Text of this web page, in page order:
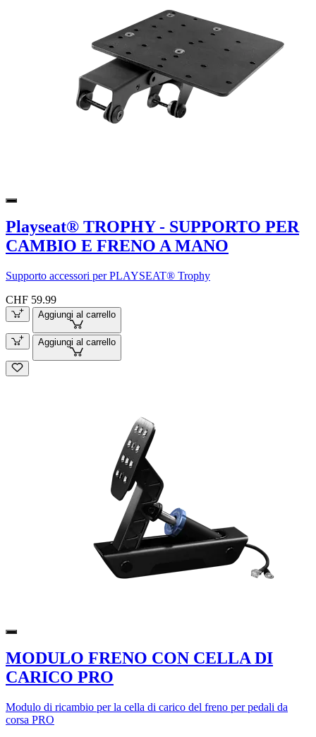
Playseat® TROPHY - SUPPORTO PER
CAMBIO E FRENO A MANO
Supporto accessori per PLAYSEAT® Trophy
CHF 59.99
Aggiungi al carrello
Aggiungi al carrello
MODULO FRENO CON CELLA DI
CARICO PRO
Modulo di ricambio per la cella di carico del freno per pedali da
corsa PRO